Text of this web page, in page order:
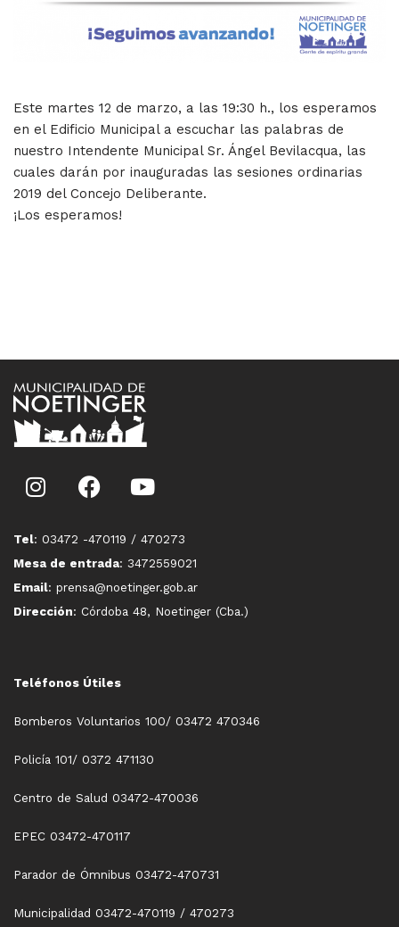
Este martes 12 de marzo, a las 19:30 h., los esperamos
en el Edificio Municipal a escuchar las palabras de
nuestro Intendente Municipal Sr. Ángel Bevilacqua, las
cuales darán por inauguradas las sesiones ordinarias
2019 del Concejo Deliberante.
¡Los esperamos!
Tel: 03472 -470119 / 470273
Mesa de entrada: 3472559021
Email: prensa@noetinger.gob.ar
Dirección: Córdoba 48, Noetinger (Cba.)
Teléfonos Útiles
Bomberos Voluntarios 100/ 03472 470346
Policía 101/ 0372 471130
Centro de Salud 03472-470036
EPEC 03472-470117
Parador de Ómnibus 03472-470731
Municipalidad 03472-470119 / 470273